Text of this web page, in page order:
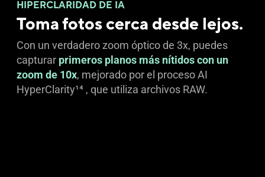
HIPERCLARIDAD DE IA
Toma fotos cerca desde lejos.
Con un verdadero zoom óptico de 3x, puedes
capturar primeros planos más nítidos con un
zoom de 10x, mejorado por el proceso AI
HyperClarity14, que utiliza archivos RAW.